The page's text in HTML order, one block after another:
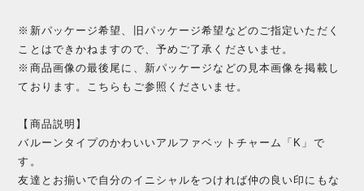
※新パッケージ希望、旧パッケージ希望などのご指定いただく
ことはできかねますので、予めご了承くださいませ。
※商品画像の最後尾に、新パッケージなどの見本画像を掲載し
ております。こちらもご参照くださいませ。
【商品説明】
バルーンタイプのかわいいアルファベットチャーム「K」で
す。
友達とお揃いで自分のイニシャルをつければ仲の良い印にもな